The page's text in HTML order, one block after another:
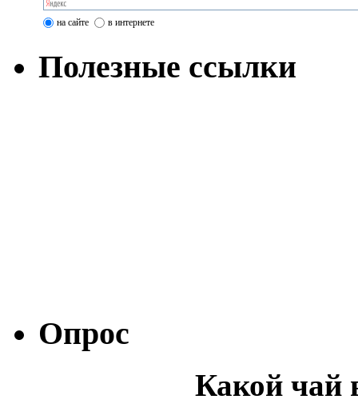
на сайте в интернете
Полезные ссылки
Опрос
Какой чай